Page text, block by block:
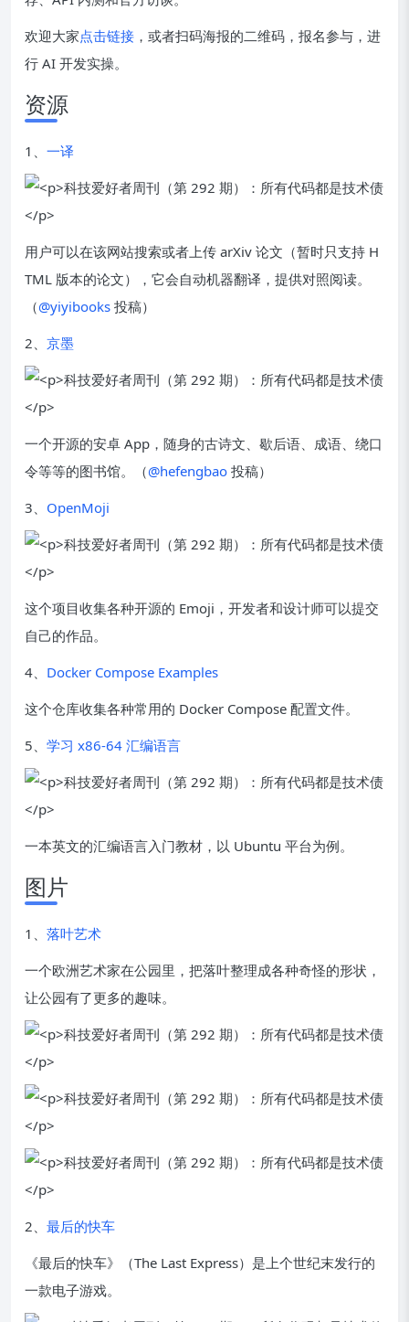
欢迎大家点击链接 ，或者扫码海报的二维码，报名参与，进
行 AI 开发实操。
资源
1、 一译
用户可以在该网站搜索或者上传 arXiv 论文（暂时只支持 H
TML 版本的论文），它会自动机器翻译，提供对照阅读。
（@yiyibooks 投稿）
2、 京墨
一个开源的安卓 App，随身的古诗文、歇后语、成语、绕口
令等等的图书馆。（@hefengbao 投稿）
3、 OpenMoji
这个项目收集各种开源的 Emoji，开发者和设计师可以提交
自己的作品。
4、 Docker Compose Examples
这个仓库收集各种常用的 Docker Compose 配置文件。
5、 学习 x86-64 汇编语言
一本英文的汇编语言入门教材，以 Ubuntu 平台为例。
图片
1、 落叶艺术
一个欧洲艺术家在公园里，把落叶整理成各种奇怪的形状，
让公园有了更多的趣味。
2、 最后的快车
《最后的快车》（The Last Express）是上个世纪末发行的
一款电子游戏。